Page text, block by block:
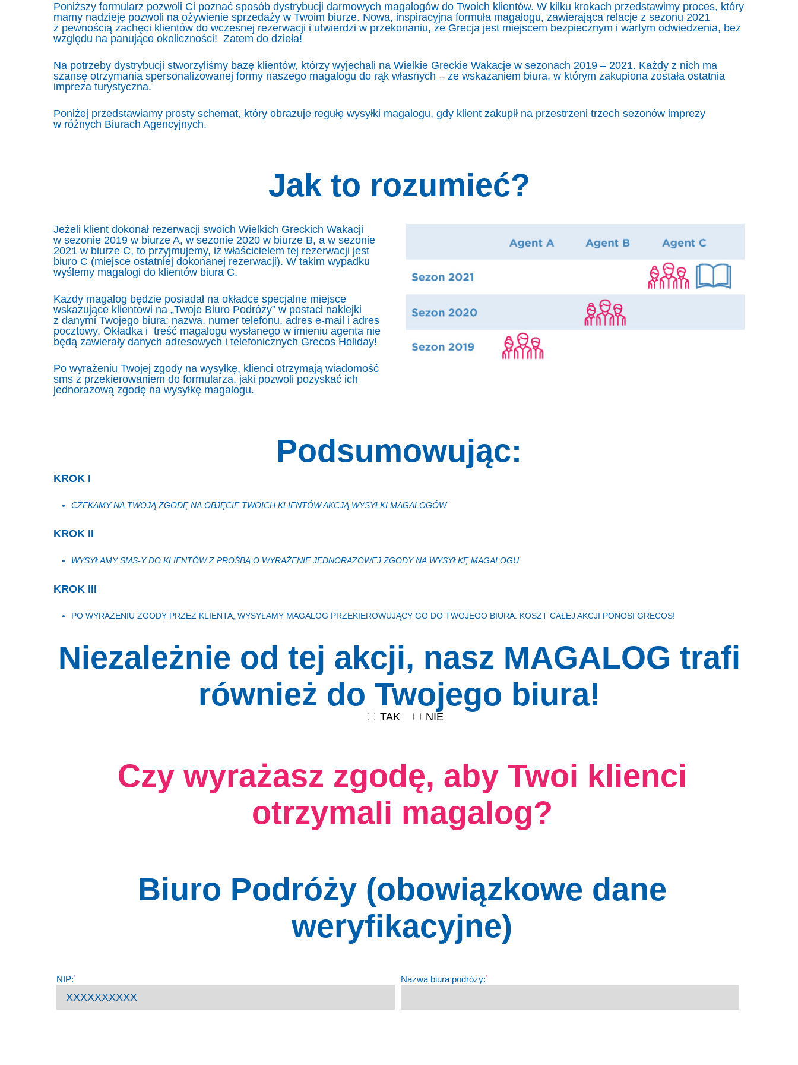
Poniższy formularz pozwoli Ci poznać sposób dystrybucji darmowych magalogów do Twoich klientów. W kilku krokach przedstawimy proces, który
mamy nadzieję pozwoli na ożywienie sprzedaży w Twoim biurze. Nowa, inspiracyjna formuła magalogu, zawierająca relacje z sezonu 2021
z pewnością zachęci klientów do wczesnej rezerwacji i utwierdzi w przekonaniu, że Grecja jest miejscem bezpiecznym i wartym odwiedzenia, bez
względu na panujące okoliczności! Zatem do dzieła!
Na potrzeby dystrybucji stworzyliśmy bazę klientów, którzy wyjechali na Wielkie Greckie Wakacje w sezonach 2019 – 2021. Każdy z nich ma
szansę otrzymania spersonalizowanej formy naszego magalogu do rąk własnych – ze wskazaniem biura, w którym zakupiona została ostatnia
impreza turystyczna.
Poniżej przedstawiamy prosty schemat, który obrazuje regułę wysyłki magalogu, gdy klient zakupił na przestrzeni trzech sezonów imprezy
w różnych Biurach Agencyjnych.
Jak to rozumieć?
Jeżeli klient dokonał rezerwacji swoich Wielkich Greckich Wakacji
w sezonie 2019 w biurze A, w sezonie 2020 w biurze B, a w sezonie
2021 w biurze C, to przyjmujemy, iż właścicielem tej rezerwacji jest
biuro C (miejsce ostatniej dokonanej rezerwacji). W takim wypadku
wyślemy magalogi do klientów biura C.
Każdy magalog będzie posiadał na okładce specjalne miejsce
wskazujące klientowi na „Twoje Biuro Podróży” w postaci naklejki
z danymi Twojego biura: nazwa, numer telefonu, adres e-mail i adres
pocztowy. Okładka i treść magalogu wysłanego w imieniu agenta nie
będą zawierały danych adresowych i telefonicznych Grecos Holiday!
Po wyrażeniu Twojej zgody na wysyłkę, klienci otrzymają wiadomość
sms z przekierowaniem do formularza, jaki pozwoli pozyskać ich
jednorazową zgodę na wysyłkę magalogu.
Podsumowując:
KROK I
CZEKAMY NA TWOJĄ ZGODĘ NA OBJĘCIE TWOICH KLIENTÓW AKCJĄ WYSYŁKI MAGALOGÓW
KROK II
WYSYŁAMY SMS-Y DO KLIENTÓW Z PROŚBĄ O WYRAŻENIE JEDNORAZOWEJ ZGODY NA WYSYŁKĘ MAGALOGU
KROK III
PO WYRAŻENIU ZGODY PRZEZ KLIENTA, WYSYŁAMY MAGALOG PRZEKIEROWUJĄCY GO DO TWOJEGO BIURA. KOSZT CAŁEJ AKCJI PONOSI GRECOS!
Niezależnie od tej akcji, nasz MAGALOG trafi
również do Twojego biura!
Czy wyrażasz zgodę, aby Twoi klienci
otrzymali magalog?
TAK NIE
Biuro Podróży (obowiązkowe dane
weryfikacyjne)
NIP:* Nazwa biura podróży:*